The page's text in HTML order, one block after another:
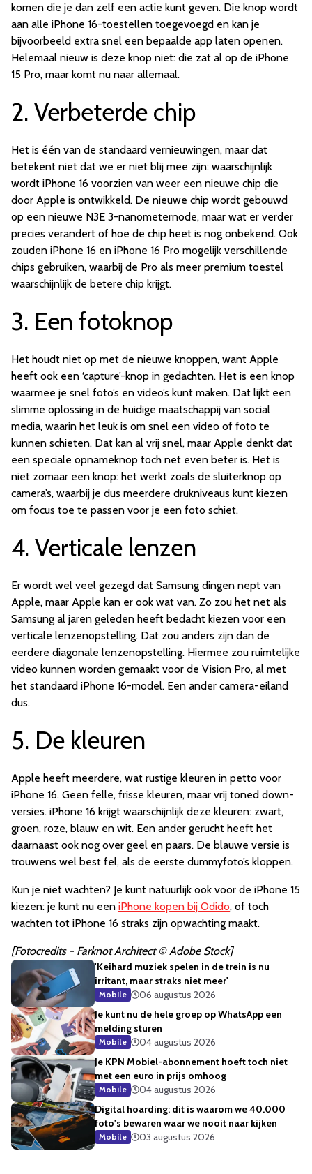
komen die je dan zelf een actie kunt geven. Die knop wordt
aan alle iPhone 16-toestellen toegevoegd en kan je
bijvoorbeeld extra snel een bepaalde app laten openen.
Helemaal nieuw is deze knop niet: die zat al op de iPhone
15 Pro, maar komt nu naar allemaal.
2. Verbeterde chip
Het is één van de standaard vernieuwingen, maar dat
betekent niet dat we er niet blij mee zijn: waarschijnlijk
wordt iPhone 16 voorzien van weer een nieuwe chip die
door Apple is ontwikkeld. De nieuwe chip wordt gebouwd
op een nieuwe N3E 3-nanometernode, maar wat er verder
precies verandert of hoe de chip heet is nog onbekend. Ook
zouden iPhone 16 en iPhone 16 Pro mogelijk verschillende
chips gebruiken, waarbij de Pro als meer premium toestel
waarschijnlijk de betere chip krijgt.
3. Een fotoknop
Het houdt niet op met de nieuwe knoppen, want Apple
heeft ook een ‘capture’-knop in gedachten. Het is een knop
waarmee je snel foto’s en video’s kunt maken. Dat lijkt een
slimme oplossing in de huidige maatschappij van social
media, waarin het leuk is om snel een video of foto te
kunnen schieten. Dat kan al vrij snel, maar Apple denkt dat
een speciale opnameknop toch net even beter is. Het is
niet zomaar een knop: het werkt zoals de sluiterknop op
camera’s, waarbij je dus meerdere drukniveaus kunt kiezen
om focus toe te passen voor je een foto schiet.
4. Verticale lenzen
Er wordt wel veel gezegd dat Samsung dingen nept van
Apple, maar Apple kan er ook wat van. Zo zou het net als
Samsung al jaren geleden heeft bedacht kiezen voor een
verticale lenzenopstelling. Dat zou anders zijn dan de
eerdere diagonale lenzenopstelling. Hiermee zou ruimtelijke
video kunnen worden gemaakt voor de Vision Pro, al met
het standaard iPhone 16-model. Een ander camera-eiland
dus.
5. De kleuren
Apple heeft meerdere, wat rustige kleuren in petto voor
iPhone 16. Geen felle, frisse kleuren, maar vrij toned down-
versies. iPhone 16 krijgt waarschijnlijk deze kleuren: zwart,
groen, roze, blauw en wit. Een ander gerucht heeft het
daarnaast ook nog over geel en paars. De blauwe versie is
trouwens wel best fel, als de eerste dummyfoto’s kloppen.
Kun je niet wachten? Je kunt natuurlijk ook voor de iPhone 15
kiezen: je kunt nu een iPhone kopen bij Odido, of toch
wachten tot iPhone 16 straks zijn opwachting maakt.
[Fotocredits - Farknot Architect © Adobe Stock]
'Keihard muziek spelen in de trein is nu
irritant, maar straks niet meer'
Mobile
06 augustus 2026
Je kunt nu de hele groep op WhatsApp een
melding sturen
Mobile
04 augustus 2026
Je KPN Mobiel-abonnement hoeft toch niet
met een euro in prijs omhoog
Mobile
04 augustus 2026
Digital hoarding: dit is waarom we 40.000
foto's bewaren waar we nooit naar kijken
Mobile 03 augustus 2026